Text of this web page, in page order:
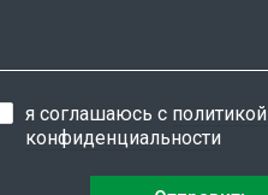
я соглашаюсь с политикой
конфиденциальности